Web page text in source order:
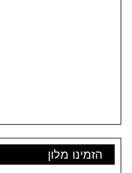
הזמינו מלון